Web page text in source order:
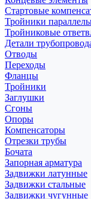
Стартовые
Тройники
Тройниковые
Детали
Отводы
Переходы
Фланцы
Тройники
Заглушки
Сгоны
Опоры
Компенсаторы
Отрезки трубы
Бочата
Запорная арматура
Задвижки латунные
Задвижки стальные
Задвижки чугунные